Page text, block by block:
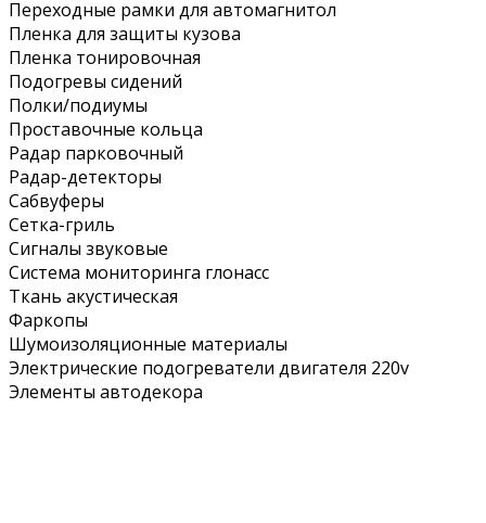
Переходные рамки для автомагнитол
Пленка для защиты кузова
Пленка тонировочная
Подогревы сидений
Полки/подиумы
Проставочные кольца
Радар парковочный
Радар-детекторы
Сабвуферы
Сетка-гриль
Сигналы звуковые
Система мониторинга глонасс
Ткань акустическая
Фаркопы
Шумоизоляционные материалы
Электрические подогреватели двигателя 220v
Элементы автодекора